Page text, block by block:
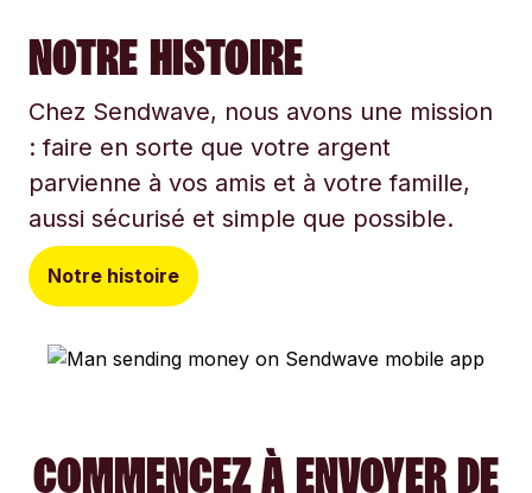
NOTRE HISTOIRE
Chez Sendwave, nous avons une mission
: faire en sorte que votre argent
parvienne à vos amis et à votre famille,
aussi sécurisé et simple que possible.
Notre histoire
COMMENCEZ À ENVOYER DE